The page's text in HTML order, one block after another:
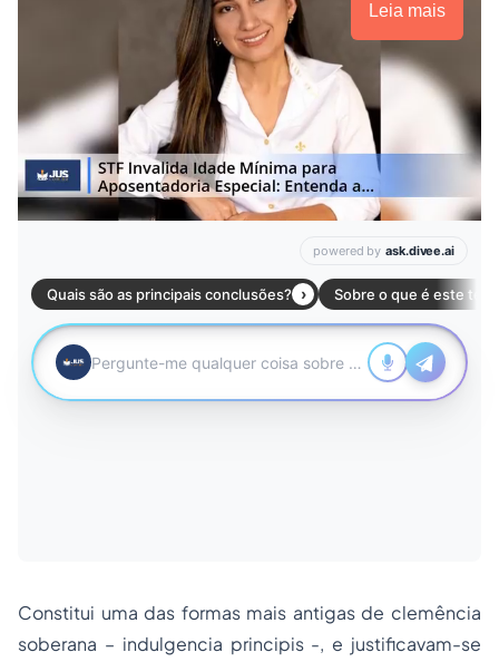
Leia mais
Constitui uma das formas mais antigas de clemência
soberana – indulgencia principis -, e justificavam-se